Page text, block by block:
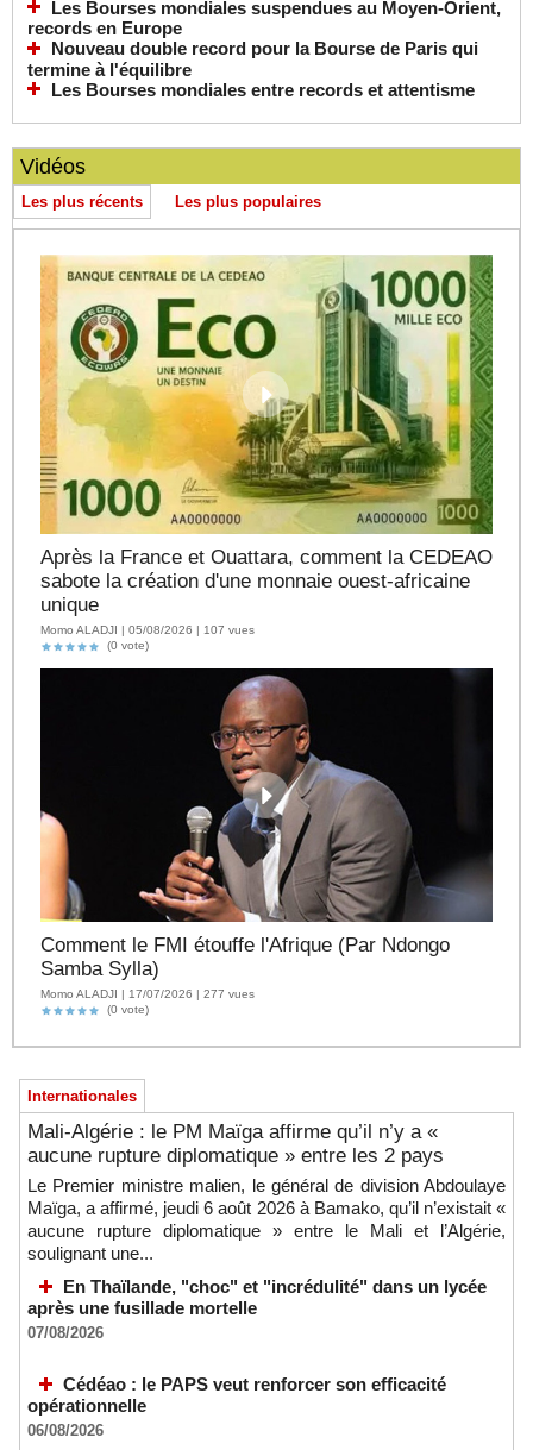
Les Bourses mondiales suspendues au Moyen-Orient,
records en Europe
Nouveau double record pour la Bourse de Paris qui
termine à l'équilibre
Les Bourses mondiales entre records et attentisme
Vidéos
Les plus récents Les plus populaires
Après la France et Ouattara, comment la CEDEAO
sabote la création d'une monnaie ouest-africaine
unique
Momo ALADJI | 05/08/2026 | 107 vues
(0 vote)
Comment le FMI étouffe l'Afrique (Par Ndongo
Samba Sylla)
Momo ALADJI | 17/07/2026 | 277 vues
(0 vote)
Internationales
Mali-Algérie : le PM Maïga affirme qu’il n’y a «
aucune rupture diplomatique » entre les 2 pays
Le Premier ministre malien, le général de division Abdoulaye
Maïga, a affirmé, jeudi 6 août 2026 à Bamako, qu’il n’existait «
aucune rupture diplomatique » entre le Mali et l’Algérie,
soulignant une...
En Thaïlande, "choc" et "incrédulité" dans un lycée
après une fusillade mortelle
07/08/2026
Cédéao : le PAPS veut renforcer son efficacité
opérationnelle
06/08/2026